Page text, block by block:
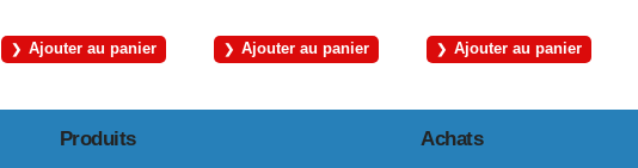
Ajouter au panier Ajouter au panier Ajouter au panier
Produits Achats